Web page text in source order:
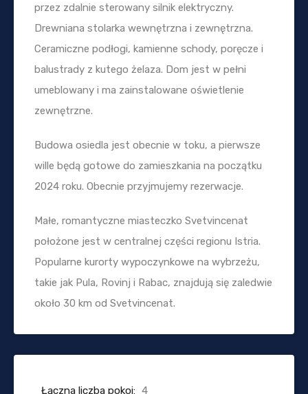
przez zdalnie sterowany silnik elektryczny.
Drewniana stolarka wewnętrzna i zewnętrzna.
Ceramiczne podłogi, kamienne schody, poręcze i
balustrady z kutego żelaza. Dom jest w pełni
umeblowany i ma zainstalowane oświetlenie
zewnętrzne.
Budowa osiedla jest obecnie w toku, a pierwsze
wille będą gotowe do zamieszkania na początku
2024 roku. Obecnie przyjmujemy rezerwacje.
Małe, romantyczne miasteczko Svetvincenat
położone jest w centralnej części regionu Istria.
Popularne kurorty wypoczynkowe na wybrzeżu,
takie jak Pula, Rovinj i Rabac, znajdują się zaledwie
około 30 km od Svetvincenat.
Łączna liczba pokoi: 4